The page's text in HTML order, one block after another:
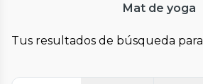
Mat de yoga
Tus resultados de búsqueda para